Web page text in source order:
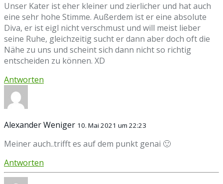
Unser Kater ist eher kleiner und zierlicher und hat auch
eine sehr hohe Stimme. Außerdem ist er eine absolute
Diva, er ist eigl nicht verschmust und will meist lieber
seine Ruhe, gleichzeitig sucht er dann aber doch oft die
Nähe zu uns und scheint sich dann nicht so richtig
entscheiden zu können. XD
Antworten
Alexander Weniger 10. Mai 2021 um 22:23
Meiner auch..trifft es auf dem punkt genai 🙂
Antworten